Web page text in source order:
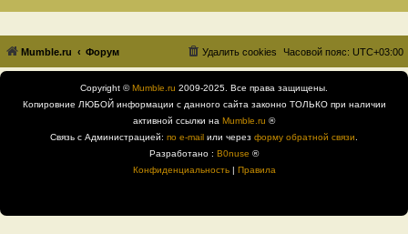
Mumble.ru Форум Часовой пояс: UTC+03:00
Удалить cookies
Copyright ©Mumble.ru 2009-2025. Все права защищены.
Копировние ЛЮБОЙ информации с данного сайта законно ТОЛЬКО при наличии
активной ссылки на Mumble.ru ®
Связь с Администрацией: по e-mail или через форму обратной связи
Разработано : B0nuse ®
Конфиденциальность| Правила